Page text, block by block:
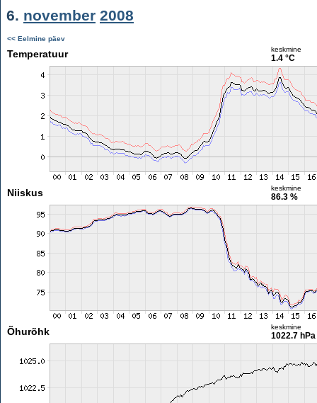
6. november 2008
<< Eelmine päev
Temperatuur keskmine
1.4 °C
Niiskus keskmine
86.3 %
Õhurõhk keskmine
1022.7 hPa